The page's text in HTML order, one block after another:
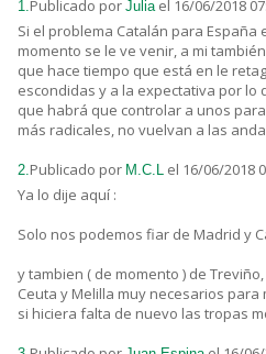
1. Publicado por Julia el 16/06/2018
Si el problema Catalán para
momento se le ve venir, a mi
que hace tiempo que está en le
escondidas y a la expectativa por lo
que habrá que controlar a unos
más radicales, no vuelvan a las
2. Publicado por M.C.L
el 16/06/2018
Ya lo dije aquí :
Solo nos podemos fiar de Madrid y
y tambien ( de momento ) de
Ceuta y Melilla muy necesarios
si hiciera falta de nuevo las tropas